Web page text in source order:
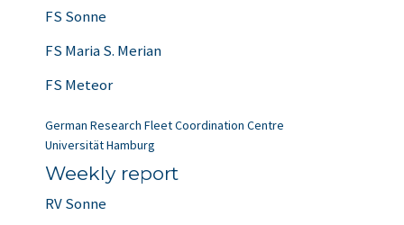
FS Sonne
FS Maria S. Merian
FS Meteor
German Research Fleet Coordination Centre
Universität Hamburg
Weekly report
RV Sonne